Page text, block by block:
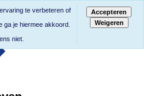
te verbeteren of
ga je hiermee akkoord.
niet.
Accepteren
Weigeren